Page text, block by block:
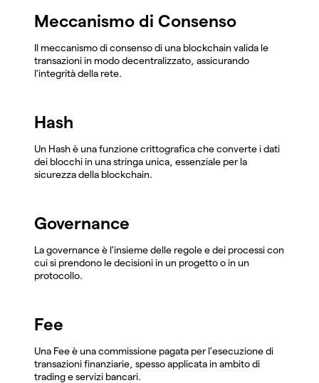
Meccanismo di Consenso
Il meccanismo di consenso di una blockchain valida le
transazioni in modo decentralizzato, assicurando
l'integrità della rete.
Hash
Un Hash è una funzione crittografica che converte i dati
dei blocchi in una stringa unica, essenziale per la
sicurezza della blockchain.
Governance
La governance è l'insieme delle regole e dei processi con
cui si prendono le decisioni in un progetto o in un
protocollo.
Fee
Una Fee è una commissione pagata per l'esecuzione di
transazioni finanziarie, spesso applicata in ambito di
trading e servizi bancari.